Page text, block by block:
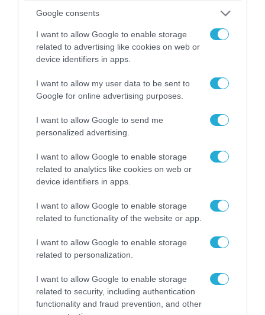
Google consents
I want to allow Google to enable storage
related to advertising like cookies on web or
device identifiers in apps.
I want to allow my user data to be sent to
Google for online advertising purposes.
I want to allow Google to send me
personalized advertising.
I want to allow Google to enable storage
related to analytics like cookies on web or
device identifiers in apps.
I want to allow Google to enable storage
related to functionality of the website or app.
I want to allow Google to enable storage
related to personalization.
I want to allow Google to enable storage
related to security, including authentication
functionality and fraud prevention, and other
06.08.2026 | 09:03
«Οι εντελώς αθώοι»: Η ανάρτηση του Αρκά για
τα ζώα που χάθηκαν στις πυρκαγιές της
Αττικής (φωτο)